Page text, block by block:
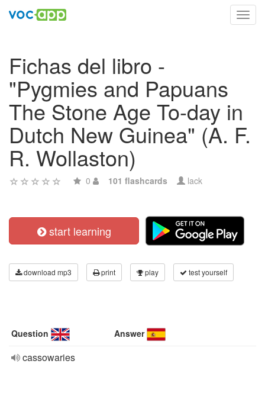
Fichas del libro -
"Pygmies and Papuans
The Stone Age To-day in
Dutch New Guinea" (A. F.
R. Wollaston)
0 101 flashcards lack
start learning
download mp3 print play test yourself
Question Answer
cassowaries